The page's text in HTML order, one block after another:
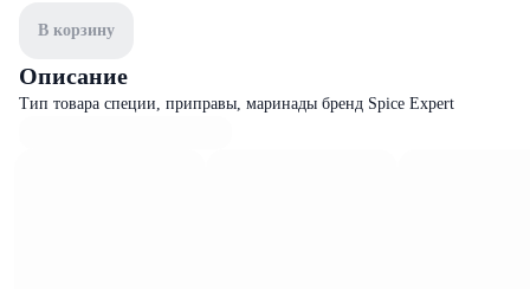
В корзину
Описание
Тип товара специи, приправы, маринады бренд Spice Expert